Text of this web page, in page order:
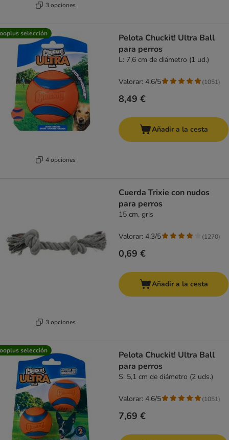
3 opciones
selección
4 opciones
Pelota Chuckit! Ultra Ball
para perros
L: 7,6 cm de diámetro (1 ud.)
8,49 €
Valorar: 4.6/5 (1051)
Añadir a la cesta
3 opciones
Cuerda Trixie con nudos
para perros
15 cm, gris
0,69 €
Valorar: 4.3/5 (1270)
Añadir a la cesta
selección
Pelota Chuckit! Ultra Ball
para perros
S: 5,1 cm de diámetro (2 uds.)
7,69 €
Valorar: 4.6/5 (1051)